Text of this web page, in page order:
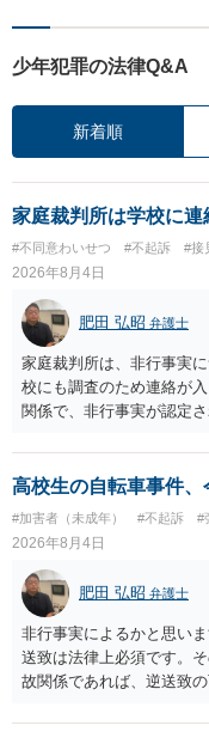
少年犯罪の法律Q&A
新着順
家庭裁判所は学校に
#不同意わいせつ #不起訴 #接
2026年8月4日
肥田 弘昭 弁護士
家庭裁判所は、非行事実
校にも調査のため連絡が
関係で、非行事実が認定
ば無罪であり、非行がな
ます。ご参考にしてくだ
高校生の自転車事件
#加害者（未成年） #不起訴 #
2026年8月4日
肥田 弘昭 弁護士
非行事実によるかと思い
送致は法律上必須です。
故関係であれば、逆送致